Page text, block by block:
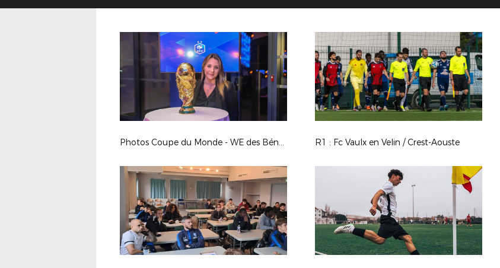
Photos Coupe du Monde - WE des Bénévoles à Clairefontaine - Mars 2026 R1 : Fc Vaulx en Velin / Crest-Aouste